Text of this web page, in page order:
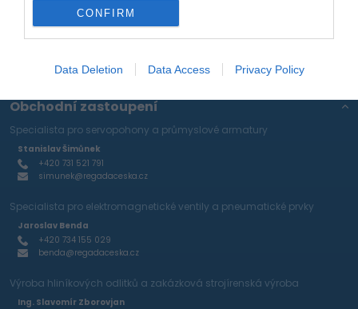
CONFIRM
Data Deletion Data Access Privacy Policy
Souhlasím se zpracováním osobních údajů.
Obchodní zastoupení
Specialista pro servopohony a průmyslové armatury
Stanislav Šimůnek
+420 731 521 791
simunek@regadaceska.cz
Specialista pro elektromagnetické ventily a pneumatické prvky
Jaroslav Benda
+420 734 155 029
benda@regadaceska.cz
Výroba hliníkových odlitků a zakázková strojírenská výroba
Ing. Slavomír Zborovjan